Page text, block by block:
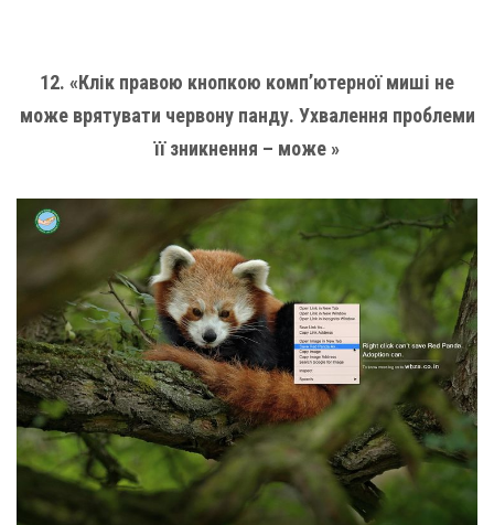
12. «Клік правою кнопкою комп’ютерної миші не
може врятувати червону панду. Ухвалення проблеми
її зникнення – може »